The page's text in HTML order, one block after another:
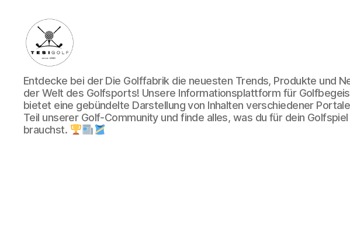
Die
Golffabrik
-
Deine
Plattform
Entdecke bei der Die Golffabrik die neuesten Trends, Produkte und
der Welt des Golfsports! Unsere Informationsplattform für
bietet eine gebündelte Darstellung von Inhalten verschiedener
Teil unserer Golf-Community und finde alles, was du für dein Golfspiel
brauchst.